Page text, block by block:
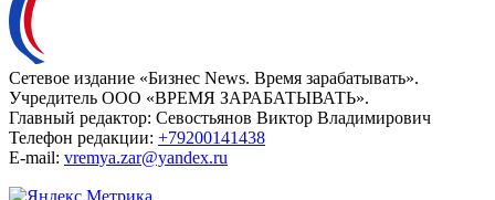
Сетевое издание «Бизнес News. Время зарабатывать».
Учредитель ООО «ВРЕМЯ ЗАРАБАТЫВАТЬ».
Главный редактор: Севостьянов Виктор Владимирович
Телефон редакции: +79200141438
E-mail: vremya.zar@yandex.ru